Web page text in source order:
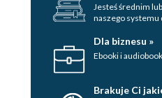
Jesteś średnim
naszego systemu
Dla biznesu »
Ebooki i
Brakuje Ci